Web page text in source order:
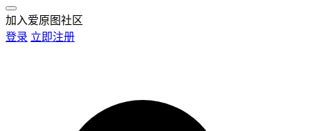
加入爱原图社区
登录 立即注册